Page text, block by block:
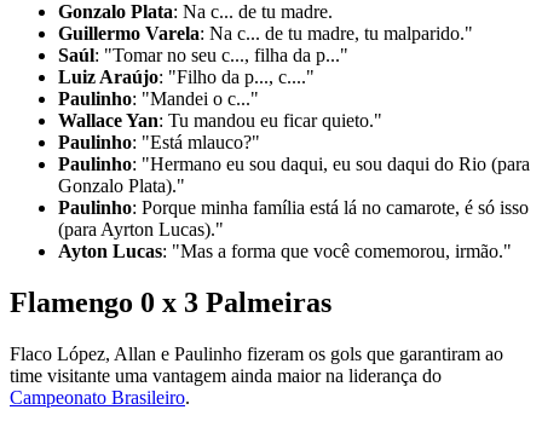
Gonzalo Plata: Na c... de tu madre.
Guillermo Varela: Na c... de tu madre, tu malparido."
Saúl: "Tomar no seu c..., filha da p..."
Luiz Araújo: "Filho da p..., c...."
Paulinho: "Mandei o c..."
Wallace Yan: Tu mandou eu ficar quieto."
Paulinho: "Está mlauco?"
Paulinho: "Hermano eu sou daqui, eu sou daqui do Rio (para
Gonzalo Plata)."
Paulinho: Porque minha família está lá no camarote, é só isso
(para Ayrton Lucas)."
Ayton Lucas: "Mas a forma que você comemorou, irmão."
Flamengo 0 x 3 Palmeiras
Flaco López, Allan e Paulinho fizeram os gols que garantiram ao
time visitante uma vantagem ainda maior na liderança do
Campeonato Brasileiro.